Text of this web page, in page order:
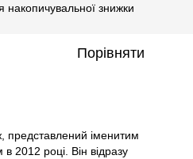
накопичувальної знижки
Порівняти
представлений іменитим
2012 році. Він відразу